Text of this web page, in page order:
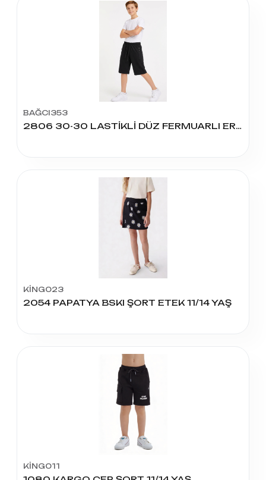
BAĞCI353
2806 30-30 LASTİKLİ DÜZ FERMUARLI ERKEK KAPRİ 5-8
KİNG023
2054 PAPATYA BSKI ŞORT ETEK 11/14 YAŞ
KİNG011